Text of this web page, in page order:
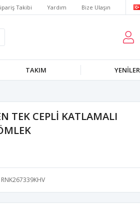
Takibi Yardım Bize Ulaşın
TAKIM
TEK CEPLİ KATLAMALI
RNK267339KHV